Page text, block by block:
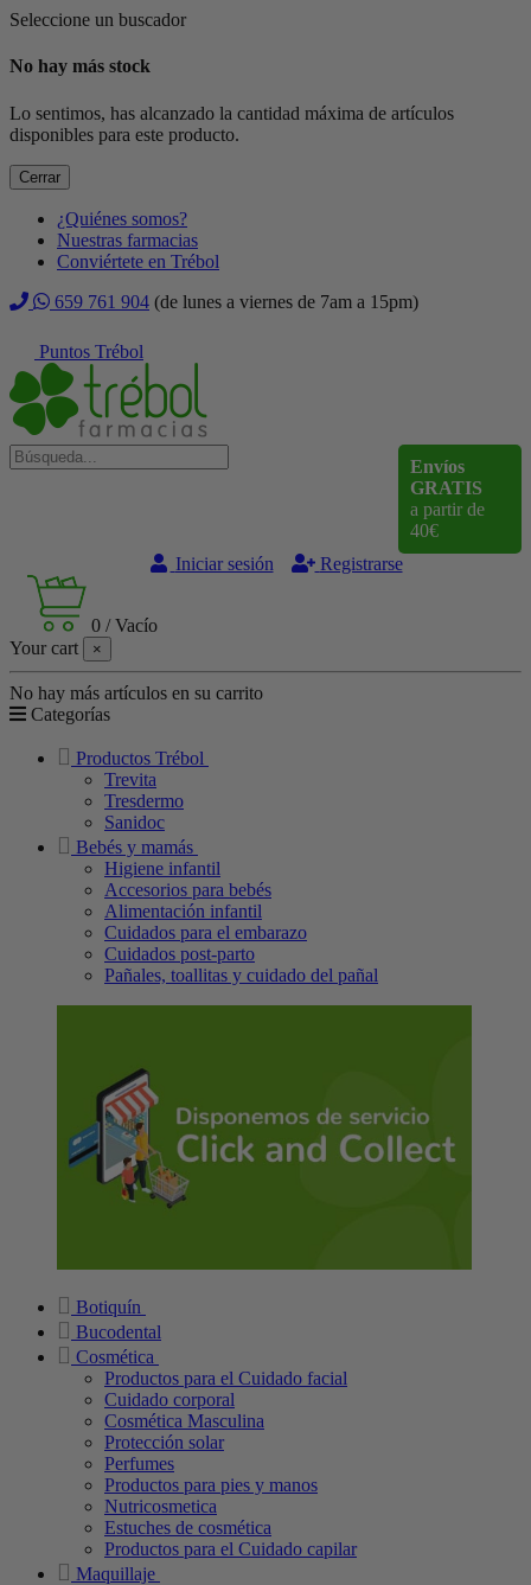
Seleccione un buscador
No hay más stock
Lo sentimos, has alcanzado la cantidad máxima de artículos
disponibles para este producto.
Cerrar
¿Quiénes somos?
Nuestras farmacias
Conviértete en Trébol
659 761 904 (de lunes a viernes de 7am a 15pm)
Puntos Trébol
Envíos
GRATIS
a partir de
40€
Iniciar sesión
Registrarse
0 /Vacío
Your cart
×
No hay más artículos en su carrito
Categorías
Productos Trébol
Trevita
Tresdermo
Sanidoc
Bebés y mamás
Higiene infantil
Accesorios para bebés
Alimentación infantil
Cuidados para el embarazo
Cuidados post-parto
Pañales, toallitas y cuidado del pañal
Botiquín
Bucodental
Cosmética
Productos para el Cuidado facial
Cuidado corporal
Cosmética Masculina
Protección solar
Perfumes
Productos para pies y manos
Nutricosmetica
Estuches de cosmética
Productos para el Cuidado capilar
Maquillaje